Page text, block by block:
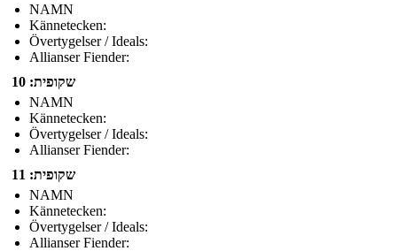
NAMN
Kännetecken:
Övertygelser / Ideals:
Allianser Fiender:
שקופית: 10
NAMN
Kännetecken:
Övertygelser / Ideals:
Allianser Fiender:
שקופית: 11
NAMN
Kännetecken:
Övertygelser / Ideals:
Allianser Fiender: